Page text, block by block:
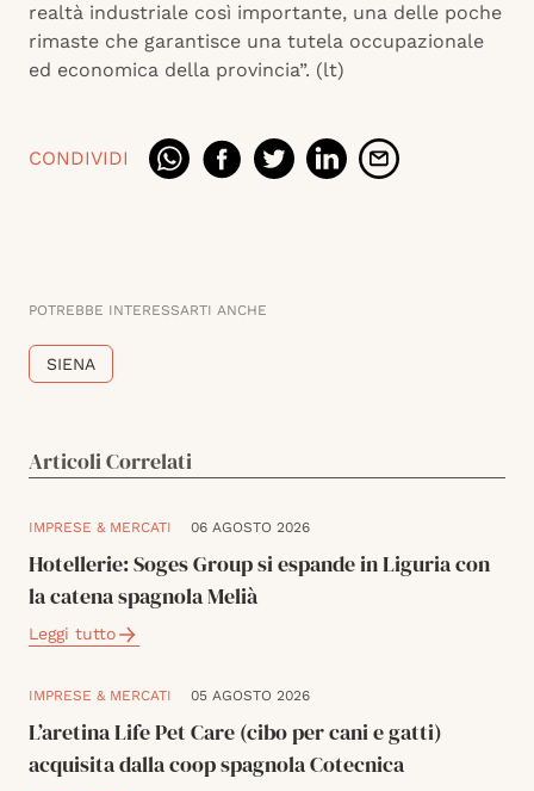
realtà industriale così importante, una delle poche
rimaste che garantisce una tutela occupazionale
ed economica della provincia”. (lt)
CONDIVIDI
POTREBBE INTERESSARTI ANCHE
SIENA
Articoli Correlati
IMPRESE & MERCATI 06 AGOSTO 2026
Hotellerie: Soges Group si espande in Liguria con
la catena spagnola Melià
Leggi tutto
IMPRESE & MERCATI 05 AGOSTO 2026
L’aretina Life Pet Care (cibo per cani e gatti)
acquisita dalla coop spagnola Cotecnica